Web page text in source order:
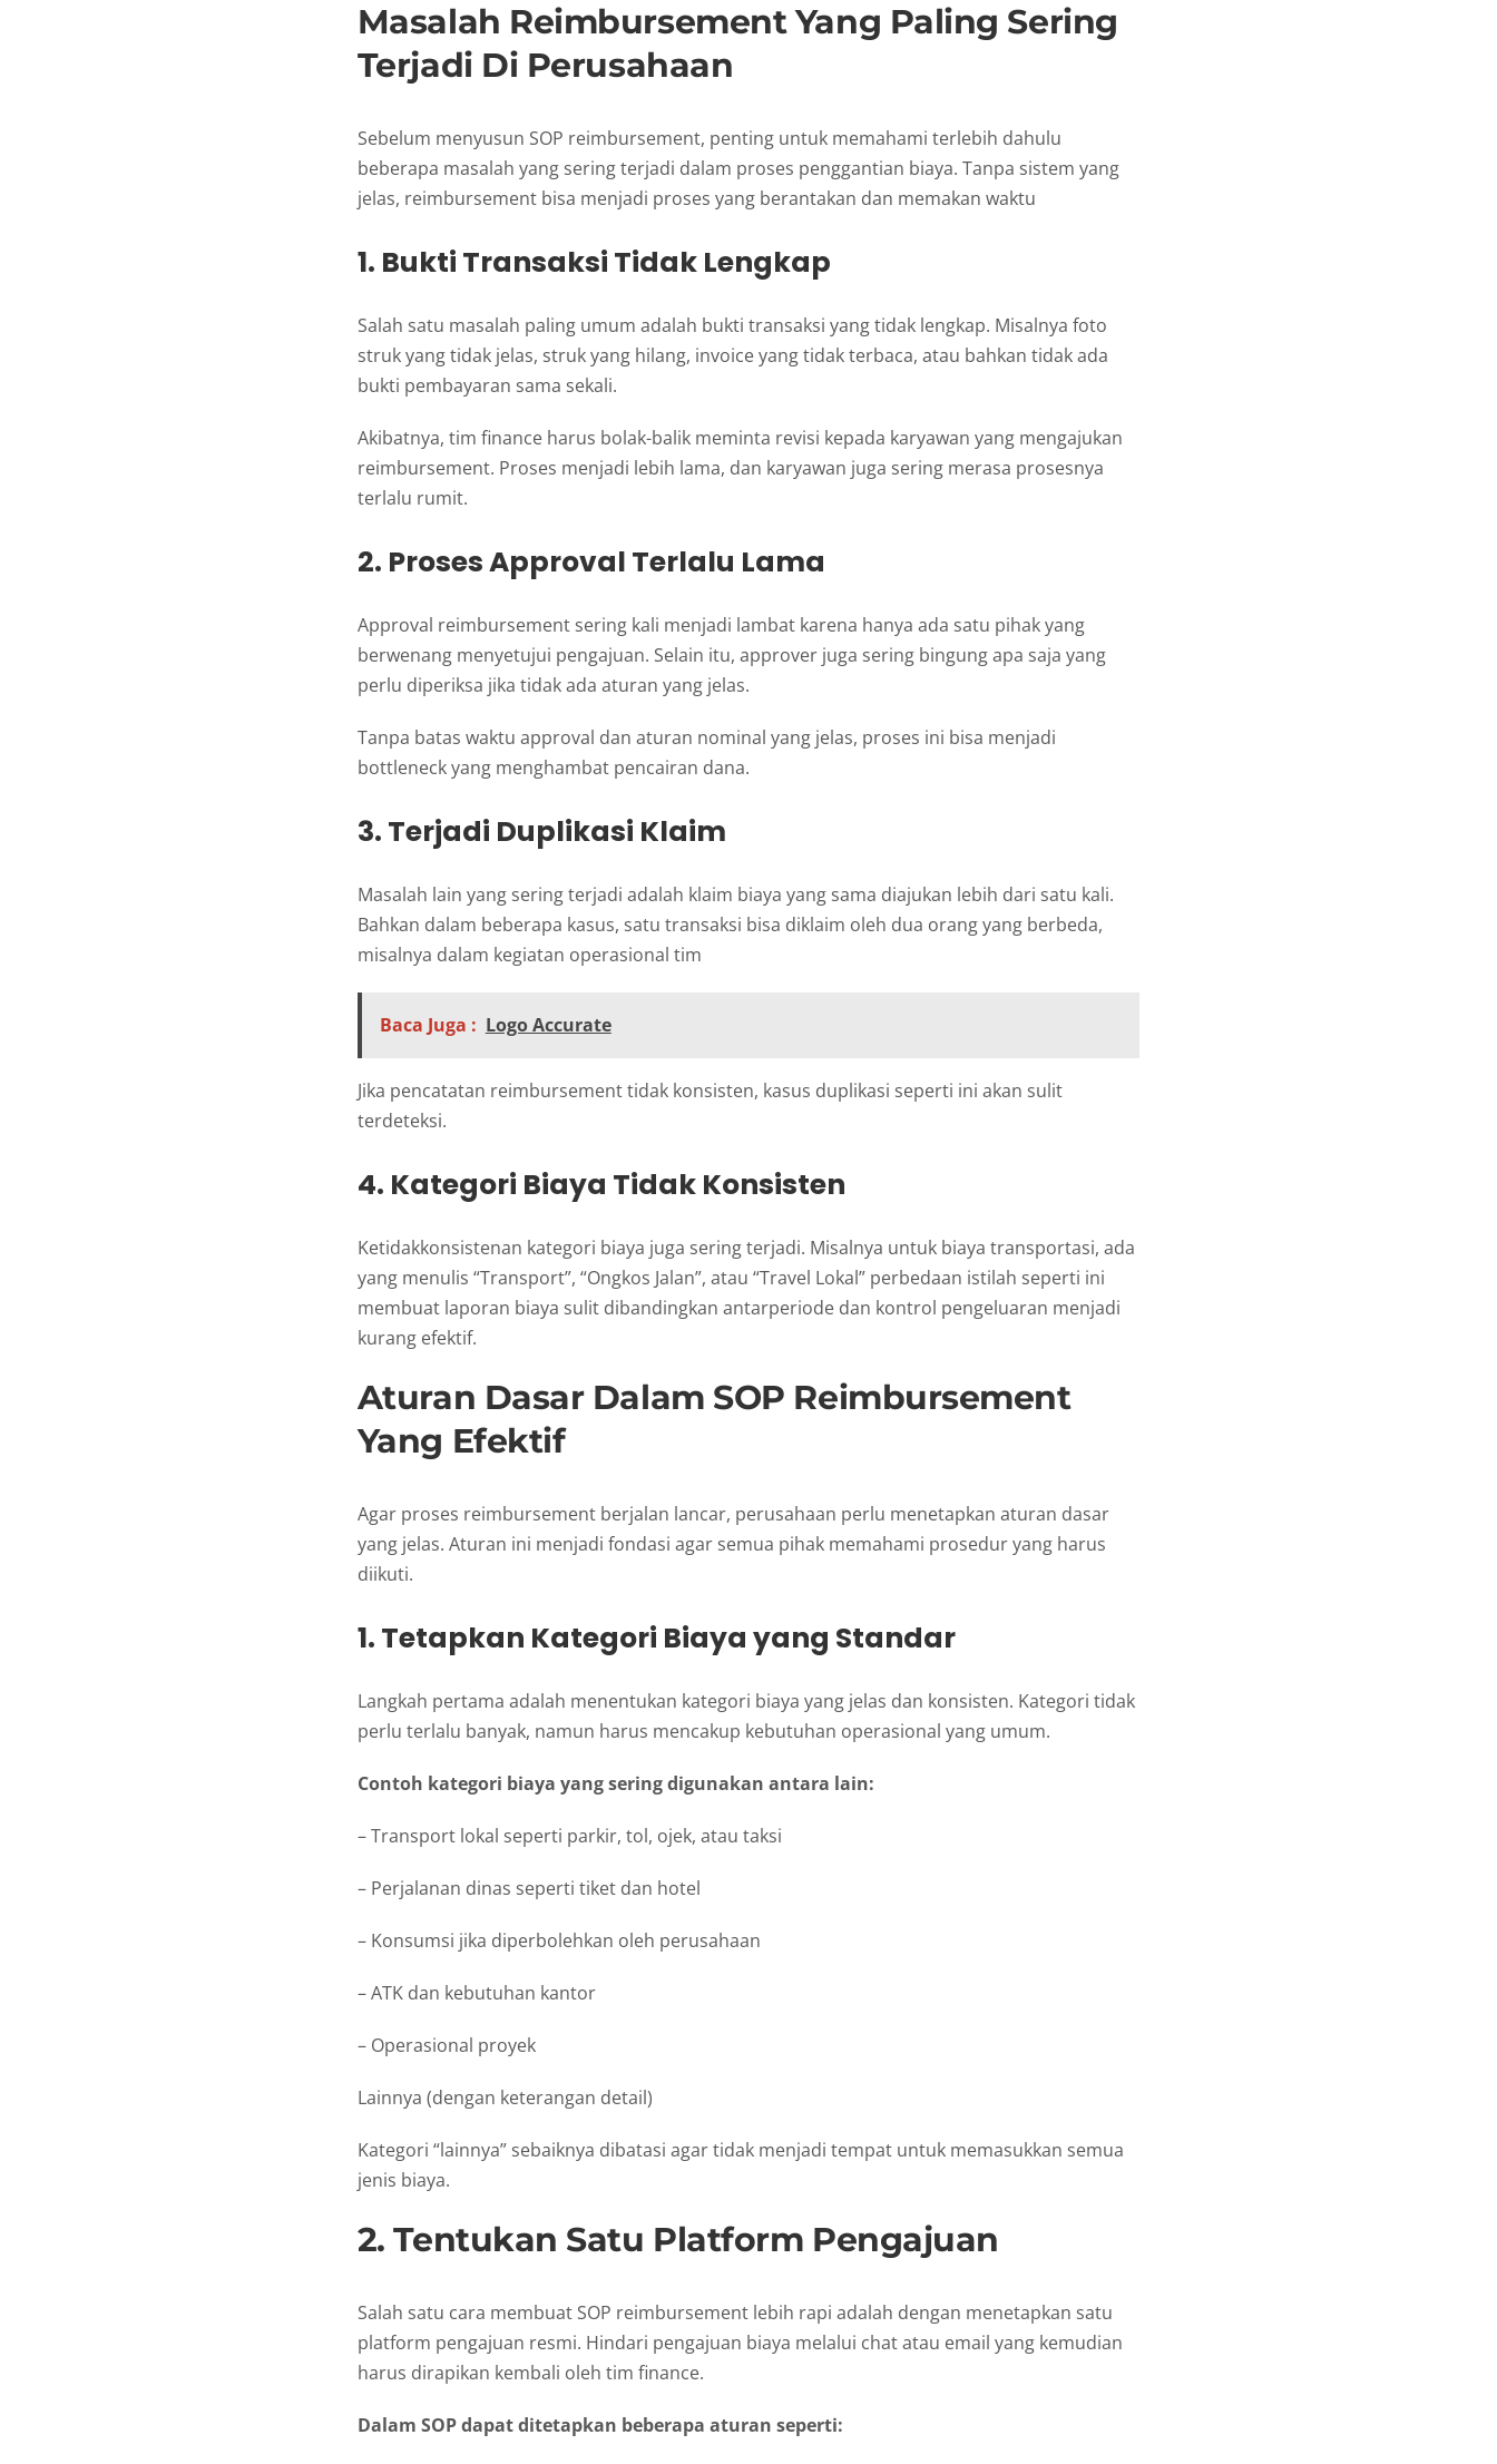
Masalah Reimbursement Yang Paling Sering
Terjadi Di Perusahaan
Sebelum menyusun SOP reimbursement, penting untuk memahami terlebih dahulu
beberapa masalah yang sering terjadi dalam proses penggantian biaya. Tanpa sistem yang
jelas, reimbursement bisa menjadi proses yang berantakan dan memakan waktu
1. Bukti Transaksi Tidak Lengkap
Salah satu masalah paling umum adalah bukti transaksi yang tidak lengkap. Misalnya foto
struk yang tidak jelas, struk yang hilang, invoice yang tidak terbaca, atau bahkan tidak ada
bukti pembayaran sama sekali.
Akibatnya, tim finance harus bolak-balik meminta revisi kepada karyawan yang mengajukan
reimbursement. Proses menjadi lebih lama, dan karyawan juga sering merasa prosesnya
terlalu rumit.
2. Proses Approval Terlalu Lama
Approval reimbursement sering kali menjadi lambat karena hanya ada satu pihak yang
berwenang menyetujui pengajuan. Selain itu, approver juga sering bingung apa saja yang
perlu diperiksa jika tidak ada aturan yang jelas.
Tanpa batas waktu approval dan aturan nominal yang jelas, proses ini bisa menjadi
bottleneck yang menghambat pencairan dana.
3. Terjadi Duplikasi Klaim
Masalah lain yang sering terjadi adalah klaim biaya yang sama diajukan lebih dari satu kali.
Bahkan dalam beberapa kasus, satu transaksi bisa diklaim oleh dua orang yang berbeda,
misalnya dalam kegiatan operasional tim
Baca Juga : Logo Accurate
Jika pencatatan reimbursement tidak konsisten, kasus duplikasi seperti ini akan sulit
terdeteksi.
4. Kategori Biaya Tidak Konsisten
Ketidakkonsistenan kategori biaya juga sering terjadi. Misalnya untuk biaya transportasi, ada
yang menulis “Transport”, “Ongkos Jalan”, atau “Travel Lokal” perbedaan istilah seperti ini
membuat laporan biaya sulit dibandingkan antarperiode dan kontrol pengeluaran menjadi
kurang efektif.
Aturan Dasar Dalam SOP Reimbursement
Yang Efektif
Agar proses reimbursement berjalan lancar, perusahaan perlu menetapkan aturan dasar
yang jelas. Aturan ini menjadi fondasi agar semua pihak memahami prosedur yang harus
diikuti.
1. Tetapkan Kategori Biaya yang Standar
Langkah pertama adalah menentukan kategori biaya yang jelas dan konsisten. Kategori tidak
perlu terlalu banyak, namun harus mencakup kebutuhan operasional yang umum.
Contoh kategori biaya yang sering digunakan antara lain:
– Transport lokal seperti parkir, tol, ojek, atau taksi
– Perjalanan dinas seperti tiket dan hotel
– Konsumsi jika diperbolehkan oleh perusahaan
– ATK dan kebutuhan kantor
– Operasional proyek
Lainnya (dengan keterangan detail)
Kategori “lainnya” sebaiknya dibatasi agar tidak menjadi tempat untuk memasukkan semua
jenis biaya.
2. Tentukan Satu Platform Pengajuan
Salah satu cara membuat SOP reimbursement lebih rapi adalah dengan menetapkan satu
platform pengajuan resmi. Hindari pengajuan biaya melalui chat atau email yang kemudian
harus dirapikan kembali oleh tim finance.
Dalam SOP dapat ditetapkan beberapa aturan seperti: